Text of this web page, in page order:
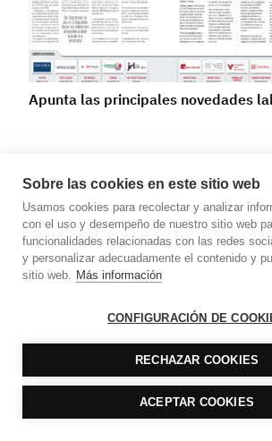
Apunta las principales novedades
Novedades en renta y sociedades
Sobre las cookies en este sitio web
Usamos cookies para recolectar y analizar
con el uso y desempeño de nuestro sitio web
funcionalidades relacionadas con las redes
y personalizar adecuadamente el contenido y
sitio web. Más información
CONFIGURACIÓN DE
RECHAZAR COOKIES
ACEPTAR COOKIES